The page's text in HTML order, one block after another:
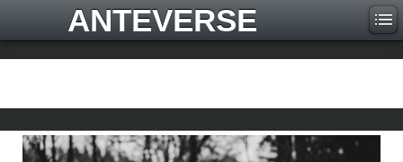
ANTEVERSE